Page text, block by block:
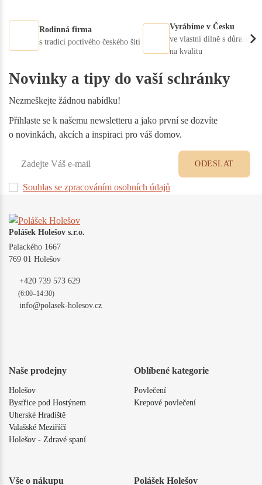
Rodinná firma
s tradicí poctivého českého šití
Vyrábíme v Česku
ve vlastní dílně s důrazem
na kvalitu
Novinky a tipy do vaší schránky
Nezmeškejte žádnou nabídku!
Přihlaste se k našemu newsletteru a jako první se dozvíte
o novinkách, akcích a inspiraci pro váš domov.
Souhlas se zpracováním osobních údajů
ODESLAT
Polášek Holešov s.r.o.
Palackého 1667
769 01 Holešov
+420 739 573 629
(6:00–14:30)
info@polasek-holesov.cz
Naše prodejny
Holešov
Bystřice pod Hostýnem
Uherské Hradiště
Valašské Meziříčí
Holešov - Zdravé spaní
Oblíbené kategorie
Povlečení
Krepové povlečení
Vše o nákupu Polášek Holešov